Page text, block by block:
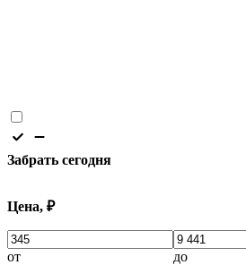
Забрать сегодня
Цена, ₽
от до